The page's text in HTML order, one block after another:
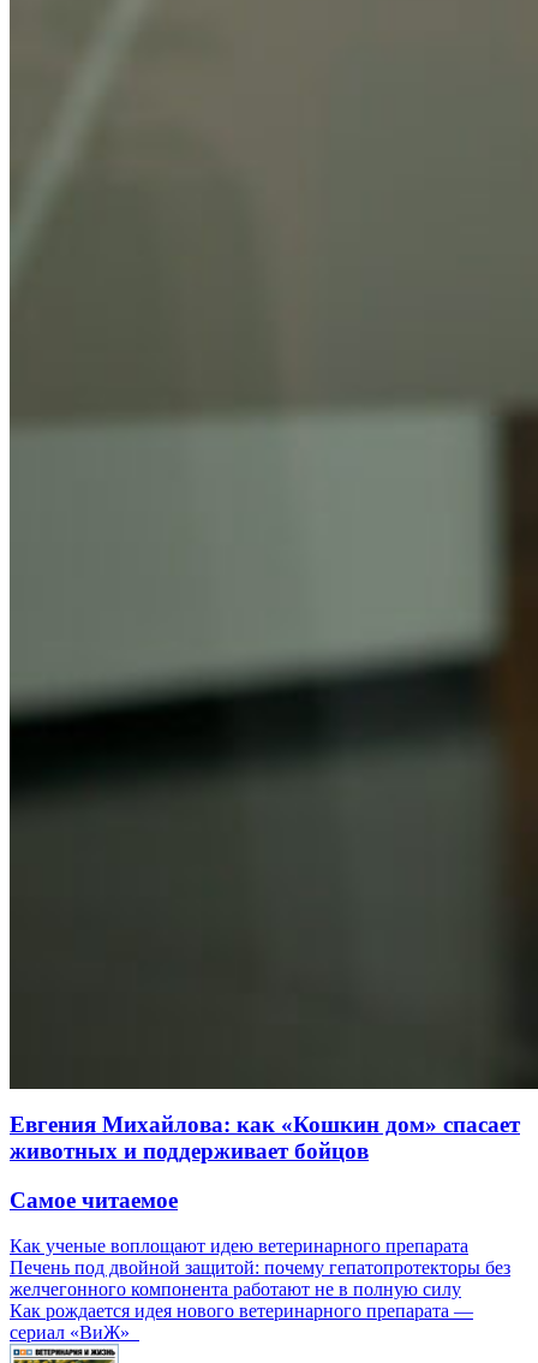
Евгения Михайлова: как «Кошкин дом» спасает
животных и поддерживает бойцов
Самое читаемое
Как ученые воплощают идею ветеринарного препарата
Печень под двойной защитой: почему гепатопротекторы без
желчегонного компонента работают не в полную силу
Как рождается идея нового ветеринарного препарата —
сериал «ВиЖ»